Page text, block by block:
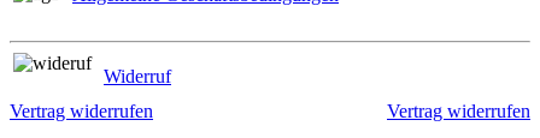
Widerruf
Vertrag widerrufen
Vertrag widerrufen